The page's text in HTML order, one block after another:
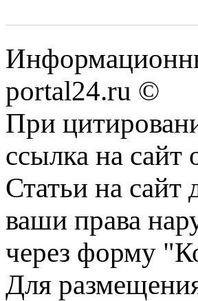
portal24.ru ©
При
ссылка на сайт
Статьи на
ваши права
через форму
Для